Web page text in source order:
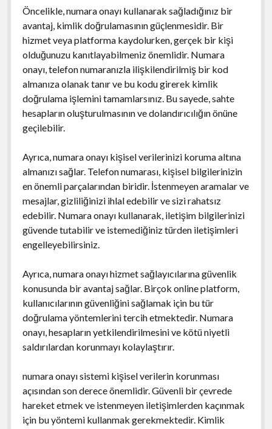
Öncelikle, numara onayı kullanarak sağladığınız bir
avantaj, kimlik doğrulamasının güçlenmesidir. Bir
hizmet veya platforma kaydolurken, gerçek bir kişi
olduğunuzu kanıtlayabilmeniz önemlidir. Numara
onayı, telefon numaranızla ilişkilendirilmiş bir kod
almanıza olanak tanır ve bu kodu girerek kimlik
doğrulama işlemini tamamlarsınız. Bu sayede, sahte
hesapların oluşturulmasının ve dolandırıcılığın önüne
geçilebilir.
Ayrıca, numara onayı kişisel verilerinizi koruma altına
almanızı sağlar. Telefon numarası, kişisel bilgilerinizin
en önemli parçalarından biridir. İstenmeyen aramalar ve
mesajlar, gizliliğinizi ihlal edebilir ve sizi rahatsız
edebilir. Numara onayı kullanarak, iletişim bilgilerinizi
güvende tutabilir ve istemediğiniz türden iletişimleri
engelleyebilirsiniz.
Ayrıca, numara onayı hizmet sağlayıcılarına güvenlik
konusunda bir avantaj sağlar. Birçok online platform,
kullanıcılarının güvenliğini sağlamak için bu tür
doğrulama yöntemlerini tercih etmektedir. Numara
onayı, hesapların yetkilendirilmesini ve kötü niyetli
saldırılardan korunmayı kolaylaştırır.
numara onayı sistemi kişisel verilerin korunması
açısından son derece önemlidir. Güvenli bir çevrede
hareket etmek ve istenmeyen iletişimlerden kaçınmak
için bu yöntemi kullanmak gerekmektedir. Kimlik